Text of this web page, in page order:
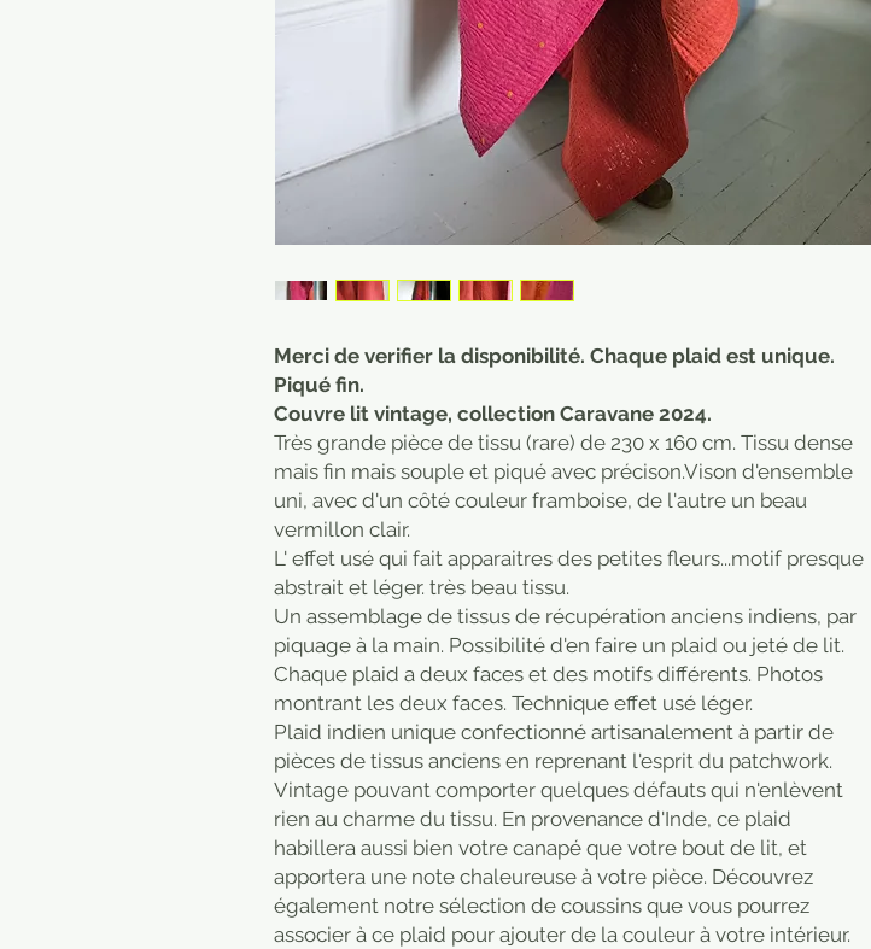
Merci de verifier la disponibilité. Chaque plaid est unique.
Piqué fin.
Couvre lit vintage, collection Caravane 2024.
Très grande pièce de tissu (rare) de 230 x 160 cm. Tissu dense
mais fin mais souple et piqué avec précison.Vison d'ensemble
uni, avec d'un côté couleur framboise, de l'autre un beau
vermillon clair.
L' effet usé qui fait apparaitres des petites fleurs...motif presque
abstrait et léger. très beau tissu.
Un assemblage de tissus de récupération anciens indiens, par
piquage à la main. Possibilité d'en faire un plaid ou jeté de lit.
Chaque plaid a deux faces et des motifs différents. Photos
montrant les deux faces. Technique effet usé léger.
Plaid indien unique confectionné artisanalement à partir de
pièces de tissus anciens en reprenant l'esprit du patchwork.
Vintage pouvant comporter quelques défauts qui n'enlèvent
rien au charme du tissu. En provenance d'Inde, ce plaid
habillera aussi bien votre canapé que votre bout de lit, et
apportera une note chaleureuse à votre pièce. Découvrez
également notre sélection de coussins que vous pourrez
associer à ce plaid pour ajouter de la couleur à votre intérieur.